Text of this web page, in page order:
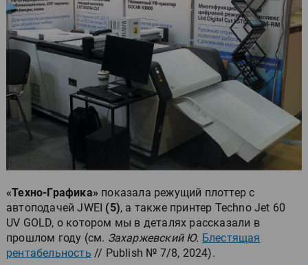
«Техно-Графика» показала режущий плоттер с
автоподачей JWEI (5), а также принтер Techno Jet 60
UV GOLD, о котором мы в деталях рассказали в
прошлом году (см. Захаржевский Ю. Блестящая
рентабельность // Publish № 7/8, 2024).